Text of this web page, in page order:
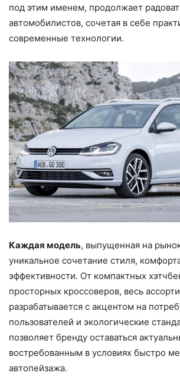
под этим именем, продолжает
автомобилистов, сочетая в себе
современные технологии.
Каждая модель, выпущенная на
уникальное сочетание стиля,
эффективности. От компактных
просторных кроссоверов, весь
разрабатывается с акцентом на
пользователей и экологические
позволяет бренду оставаться
востребованным в условиях быстро
автопейзажа.